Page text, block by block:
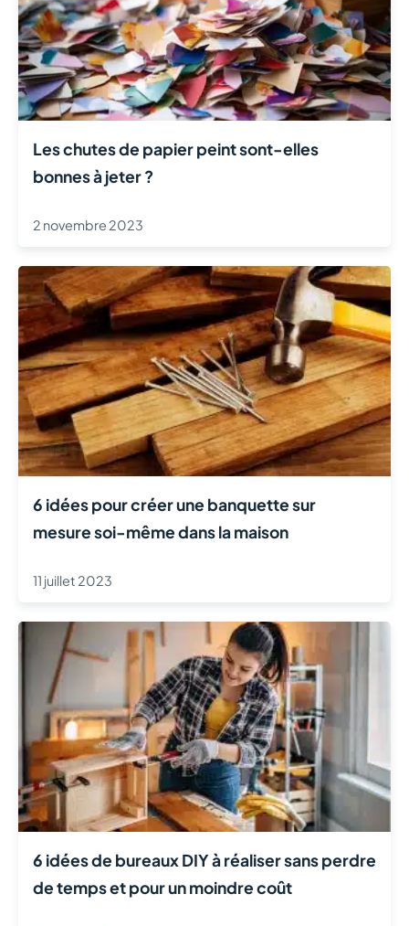
Les chutes de papier peint sont-elles
bonnes à jeter ?
2 novembre 2023
6 idées pour créer une banquette sur
mesure soi-même dans la maison
11 juillet 2023
6 idées de bureaux DIY à réaliser sans perdre
de temps et pour un moindre coût